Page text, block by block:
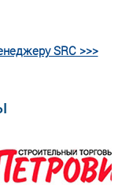
SRC >>>